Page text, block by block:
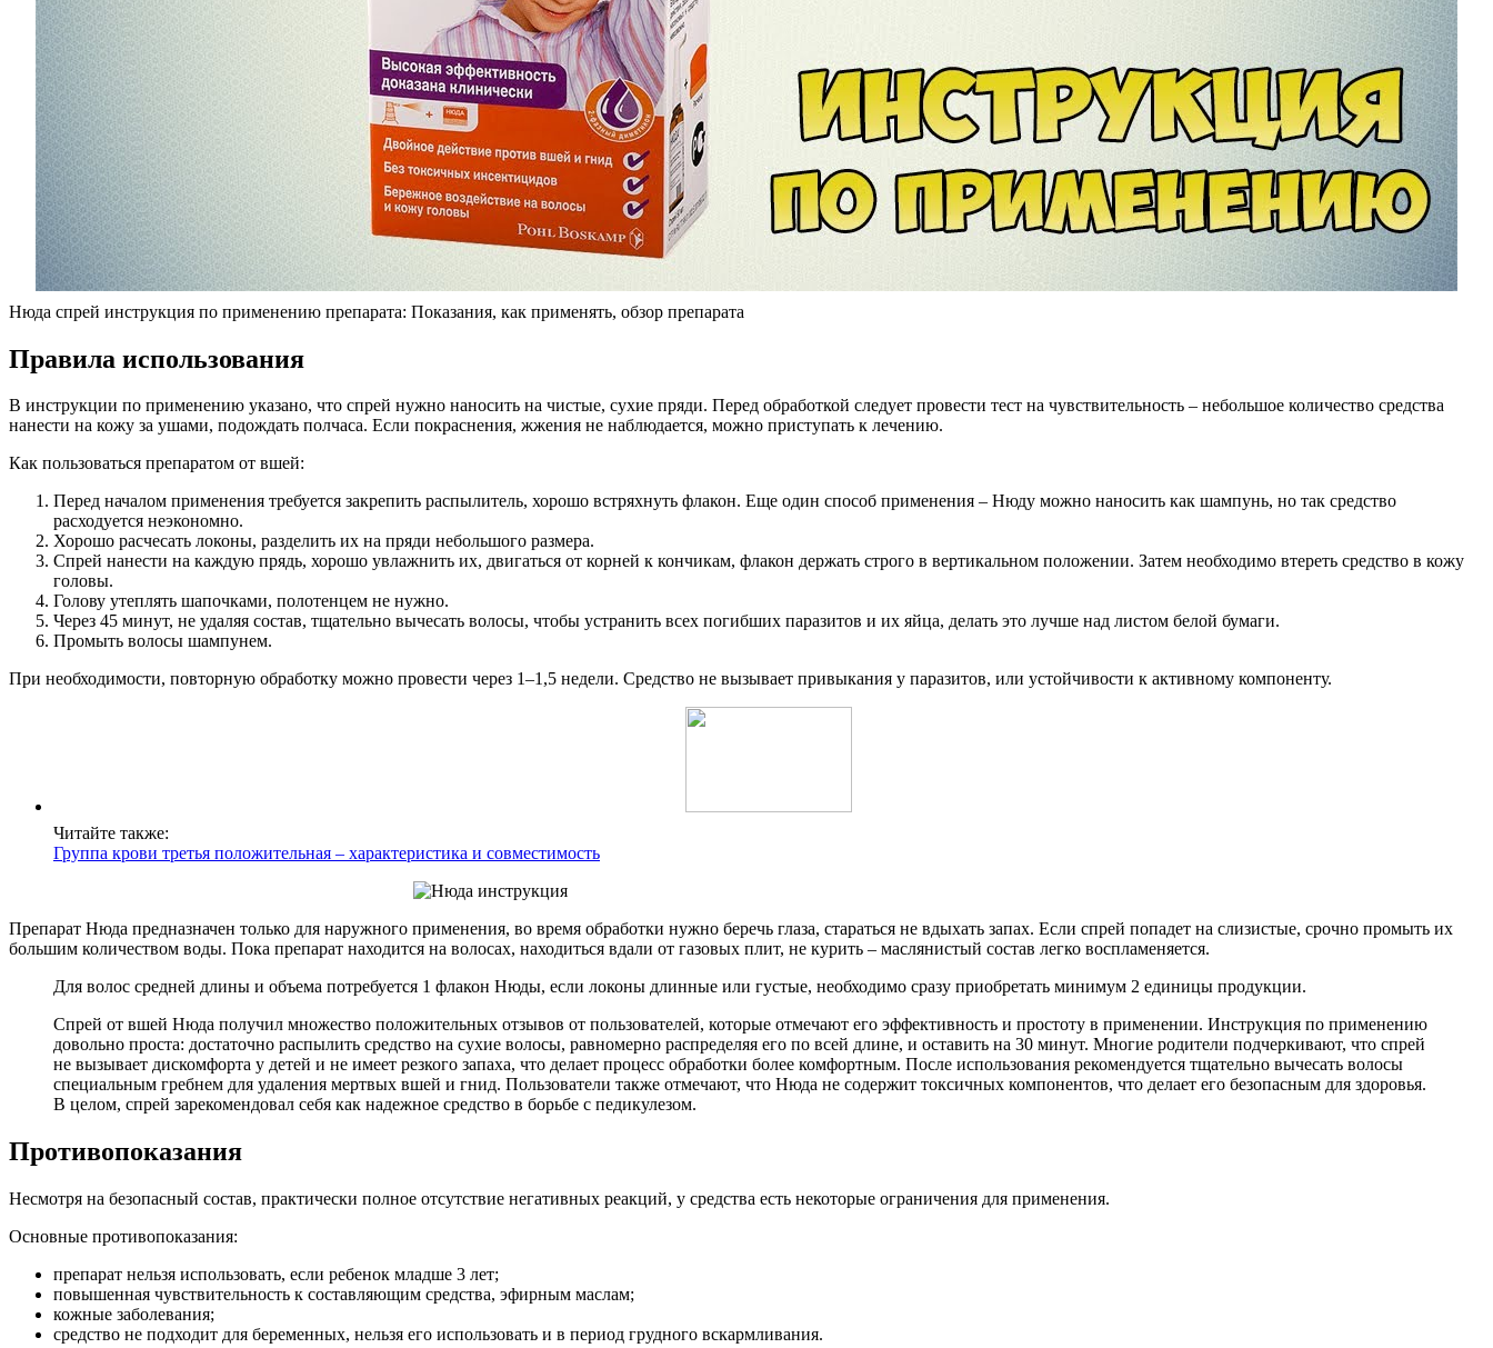
Нюда спрей инструкция по применению препарата: Показания, как применять, обзор препарата
Правила использования
В инструкции по применению указано, что спрей нужно наносить на чистые, сухие пряди. Перед обработкой следует провести тест на чувствительность – небольшое количество средства
нанести на кожу за ушами, подождать полчаса. Если покраснения, жжения не наблюдается, можно приступать к лечению.
Как пользоваться препаратом от вшей:
Перед началом применения требуется закрепить распылитель, хорошо встряхнуть флакон. Еще один способ применения – Нюду можно наносить как шампунь, но так средство
расходуется неэкономно.
Хорошо расчесать локоны, разделить их на пряди небольшого размера.
Спрей нанести на каждую прядь, хорошо увлажнить их, двигаться от корней к кончикам, флакон держать строго в вертикальном положении. Затем необходимо втереть средство в кожу
головы.
Голову утеплять шапочками, полотенцем не нужно.
Через 45 минут, не удаляя состав, тщательно вычесать волосы, чтобы устранить всех погибших паразитов и их яйца, делать это лучше над листом белой бумаги.
Промыть волосы шампунем.
При необходимости, повторную обработку можно провести через 1–1,5 недели. Средство не вызывает привыкания у паразитов, или устойчивости к активному компоненту.
Читайте также:
Группа крови третья положительная – характеристика и совместимость
Препарат Нюда предназначен только для наружного применения, во время обработки нужно беречь глаза, стараться не вдыхать запах. Если спрей попадет на слизистые, срочно промыть их
большим количеством воды. Пока препарат находится на волосах, находиться вдали от газовых плит, не курить – маслянистый состав легко воспламеняется.
Для волос средней длины и объема потребуется 1 флакон Нюды, если локоны длинные или густые, необходимо сразу приобретать минимум 2 единицы продукции.
Спрей от вшей Нюда получил множество положительных отзывов от пользователей, которые отмечают его эффективность и простоту в применении. Инструкция по применению
довольно проста: достаточно распылить средство на сухие волосы, равномерно распределяя его по всей длине, и оставить на 30 минут. Многие родители подчеркивают, что спрей
не вызывает дискомфорта у детей и не имеет резкого запаха, что делает процесс обработки более комфортным. После использования рекомендуется тщательно вычесать волосы
специальным гребнем для удаления мертвых вшей и гнид. Пользователи также отмечают, что Нюда не содержит токсичных компонентов, что делает его безопасным для здоровья.
В целом, спрей зарекомендовал себя как надежное средство в борьбе с педикулезом.
Противопоказания
Несмотря на безопасный состав, практически полное отсутствие негативных реакций, у средства есть некоторые ограничения для применения.
Основные противопоказания:
препарат нельзя использовать, если ребенок младше 3 лет;
повышенная чувствительность к составляющим средства, эфирным маслам;
кожные заболевания;
средство не подходит для беременных, нельзя его использовать и в период грудного вскармливания.